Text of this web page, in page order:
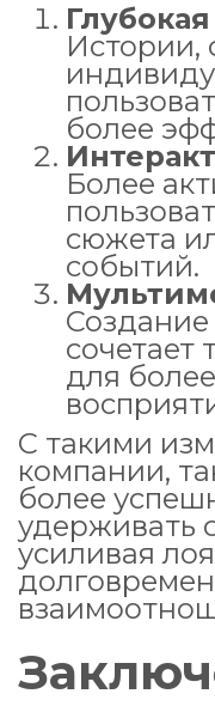
Истории,
более
Более
сюжета
событий.
Создание
сочетает
для
С такими
компании,
более
удерживать
усиливая